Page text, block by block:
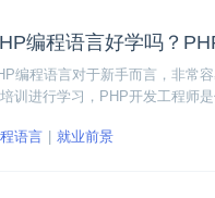
编程语言好学吗？
编程语言对于新手而言，非常
训进行学习，PHP开发工程师
。
语言 就业前景